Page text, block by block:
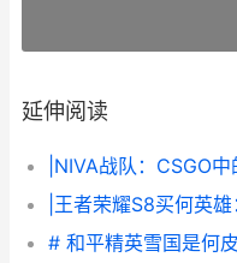
延伸阅读
|NIVA战队：CSGO中
|王者荣耀S8买何英
# 和平精英雪国是何